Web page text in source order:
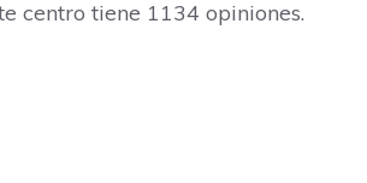
centro tiene 1134 opiniones.